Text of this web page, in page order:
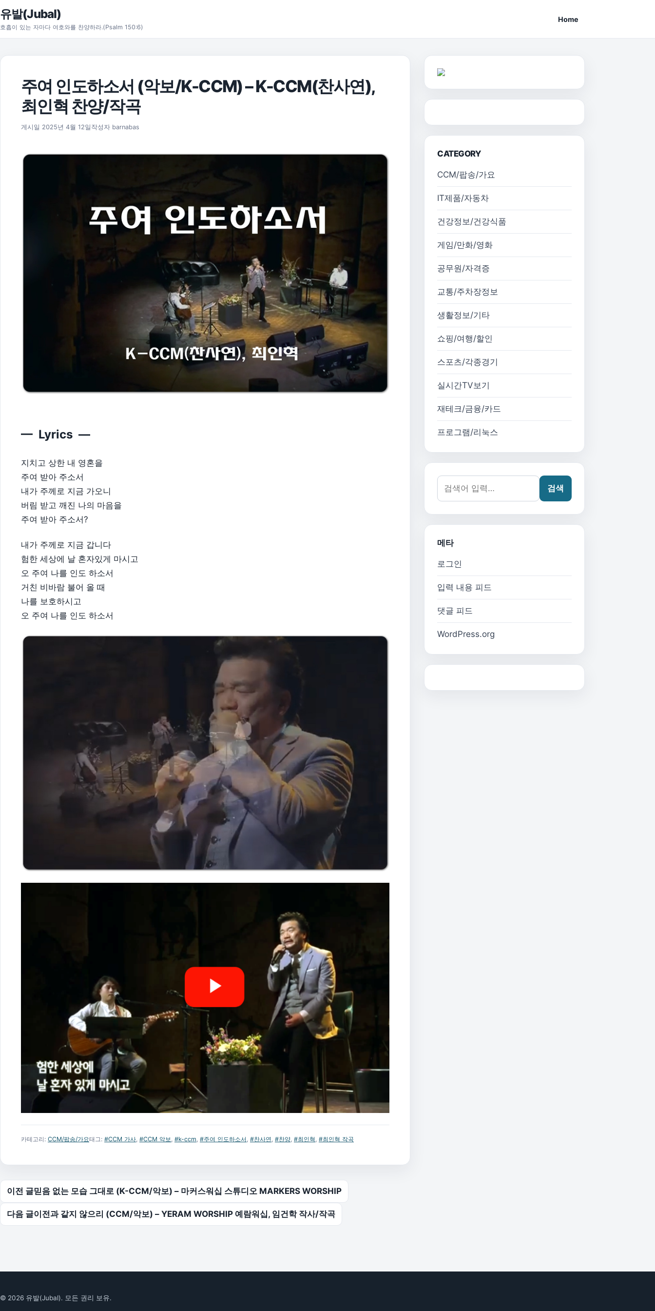
본문으로 건너뛰기
유발(Jubal)
호흡이 있는 자마다 여호와를 찬양하라.(Psalm 150:6)
Home
주여 인도하소서 (악보/K-CCM) – K-CCM(찬사연),
최인혁 찬양/작곡
게시일 2025년 4월 12일 2025년 11월 17일
작성자 barnabas
— Lyrics —
지치고 상한 내 영혼을
주여 받아 주소서
내가 주께로 지금 가오니
버림 받고 깨진 나의 마음을
주여 받아 주소서?
내가 주께로 지금 갑니다
험한 세상에 날 혼자있게 마시고
오 주여 나를 인도 하소서
거친 비바람 불어 올 때
나를 보호하시고
오 주여 나를 인도 하소서
카테고리: CCM/팝송/가요태그: #CCM 가사 #CCM 악보 #k-ccm #주여 인도하소서 #찬사연 #찬양 #최인혁 #최인혁 작곡
글 탐색
이전 글믿음 없는 모습 그대로 (K-CCM/악보) – 마커스워십 스튜디오 MARKERS WORSHIP
다음 글이전과 같지 않으리 (CCM/악보) – YERAM WORSHIP 예람워십, 임건학 작사/작곡
CATEGORY
CCM/팝송/가요
IT제품/자동차
건강정보/건강식품
게임/만화/영화
공무원/자격증
교통/주차장정보
생활정보/기타
쇼핑/여행/할인
스포츠/각종경기
실시간TV보기
재테크/금융/카드
프로그램/리눅스
검색어:
검색
메타
로그인
입력 내용 피드
댓글 피드
WordPress.org
© 2026 유발(Jubal). 모든 권리 보유.